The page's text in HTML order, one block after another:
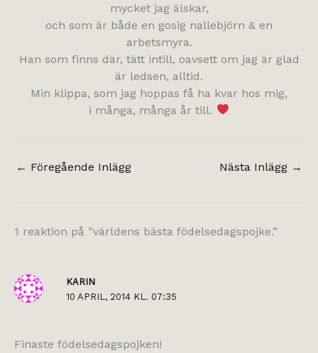
mycket jag älskar,
och som är både en gosig nallebjörn & en
arbetsmyra.
Han som finns där, tätt intill, oavsett om jag är glad
är ledsen, alltid.
Min klippa, som jag hoppas få ha kvar hos mig,
i många, många år till.
← Föregående Inlägg Nästa Inlägg →
1 reaktion på ”världens bästa födelsedagspojke.”
KARIN
10 APRIL, 2014 KL. 07:35
Finaste födelsedagspojken!